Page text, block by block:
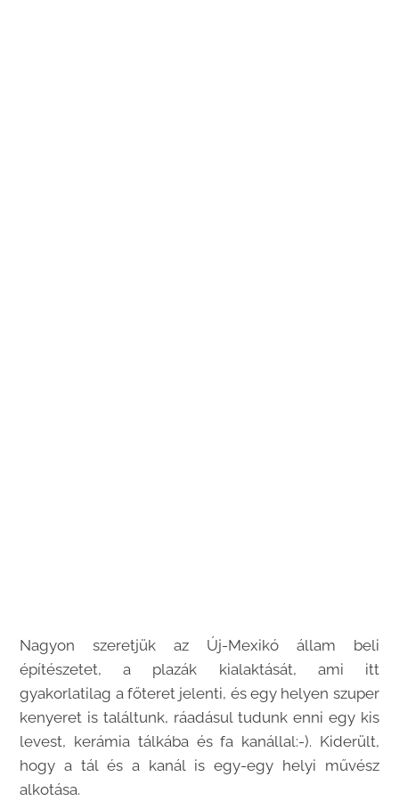
Nagyon szeretjük az Új-Mexikó állam beli
építészetet, a plazák kialaktását, ami itt
gyakorlatilag a főteret jelenti, és egy helyen szuper
kenyeret is találtunk, ráadásul tudunk enni egy kis
levest, kerámia tálkába és fa kanállal:-). Kiderült,
hogy a tál és a kanál is egy-egy helyi művész
alkotása.